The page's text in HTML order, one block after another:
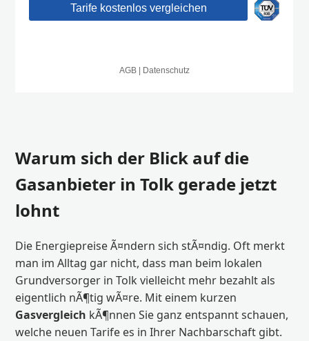
Warum sich der Blick auf die
Gasanbieter in Tolk gerade jetzt
lohnt
Die Energiepreise Ã¤ndern sich stÃ¤ndig. Oft merkt
man im Alltag gar nicht, dass man beim lokalen
Grundversorger in Tolk vielleicht mehr bezahlt als
eigentlich nÃ¶tig wÃ¤re. Mit einem kurzen
Gasvergleich kÃ¶nnen Sie ganz entspannt schauen,
welche neuen Tarife es in Ihrer Nachbarschaft gibt.